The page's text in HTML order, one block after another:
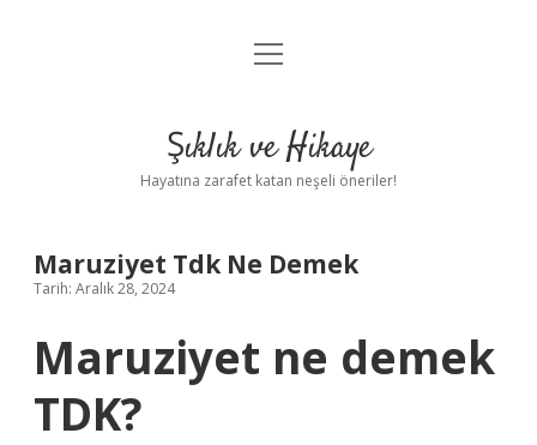
Anasayfa
Yasal Uyarı
menüyü
Şıklık ve Hikaye
Hayatına zarafet katan neşeli öneriler!
Maruziyet Tdk Ne Demek
Tarih: Aralık 28, 2024
Maruziyet ne demek
TDK?